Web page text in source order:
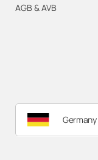
AGB & AVB
Germany